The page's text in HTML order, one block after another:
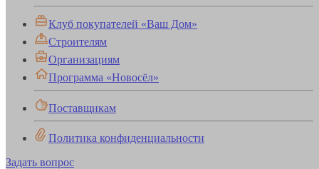
Клуб покупателей «Ваш Дом»
Строителям
Организациям
Программа «Новосёл»
Поставщикам
Политика конфиденциальности
Задать вопрос